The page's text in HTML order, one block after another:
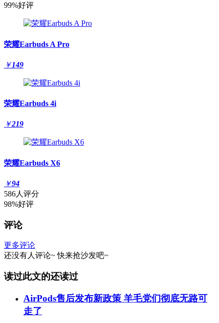
99%好评
荣耀Earbuds A Pro
￥149
荣耀Earbuds 4i
￥219
荣耀Earbuds X6
￥94
586人评分
98%好评
评论
更多评论
还没有人评论~ 快来抢沙发吧~
读过此文的还读过
AirPods售后发布新政策 羊毛党们彻底无路可
走了